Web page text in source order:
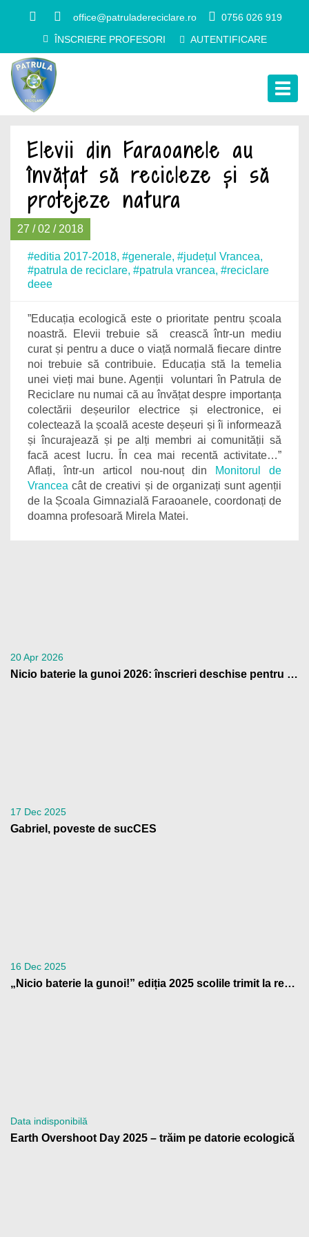
office@patruladereciclare.ro
0756 026 919
ÎNSCRIERE PROFESORI
AUTENTIFICARE
Elevii din Faraoanele au
învățat să recicleze și să
protejeze natura
27 / 02 / 2018
#editia 2017-2018, #generale, #județul Vrancea,
#patrula de reciclare, #patrula vrancea, #reciclare
deee
”Educația ecologică este o prioritate pentru școala
noastră. Elevii trebuie să crească într-un mediu
curat și pentru a duce o viață normală fiecare dintre
noi trebuie să contribuie. Educația stă la temelia
unei vieți mai bune. Agenții voluntari în Patrula de
Reciclare nu numai că au învățat despre importanța
colectării deșeurilor electrice și electronice, ei
colectează la școală aceste deșeuri și îi informează
și încurajează și pe alți membri ai comunității să
facă acest lucru. În cea mai recentă activitate…”
Aflați, într-un articol nou-nouț din
Monitorul de
Vrancea cât de creativi și de organizați sunt agenții
de la Școala Gimnazială Faraoanele, coordonați de
doamna profesoară Mirela Matei.
20 Apr 2026
Nicio baterie la gunoi 2026: înscrieri deschise pentru școli
17 Dec 2025
Gabriel, poveste de sucCES
16 Dec 2025
„Nicio baterie la gunoi!” ediția 2025 scolile trimit la reciclare peste 4 tone de baterii uzate
Data indisponibilă
Earth Overshoot Day 2025 – trăim pe datorie ecologică